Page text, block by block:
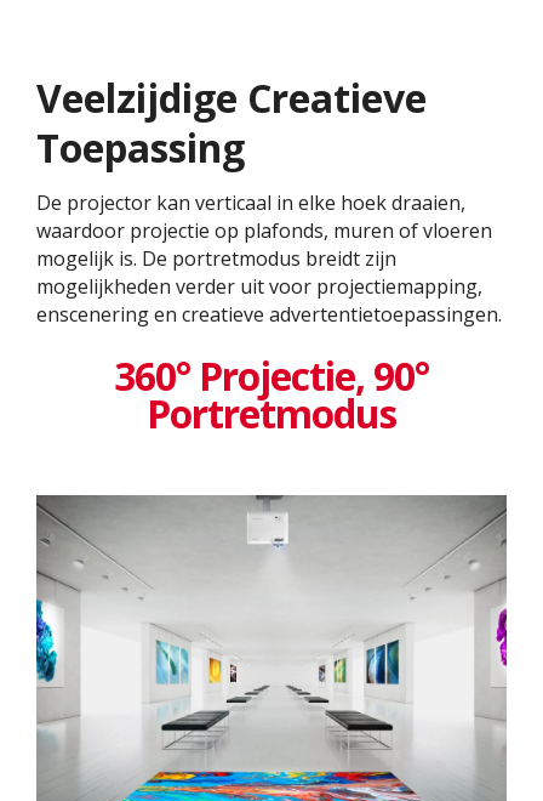
Veelzijdige Creatieve
Toepassing​
De projector kan verticaal in elke hoek draaien,
waardoor projectie op plafonds, muren of vloeren
mogelijk is. De portretmodus breidt zijn
mogelijkheden verder uit voor projectiemapping,
enscenering en creatieve advertentietoepassingen.
360° Projectie, 90°
Portretmodus